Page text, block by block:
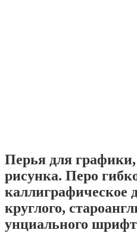
Перья для
рисунка. Перо
каллиграфическое
круглого,
унциального